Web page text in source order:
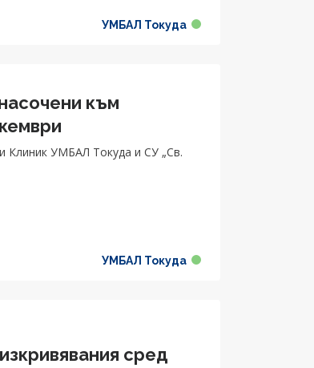
УМБАЛ Токуда
към
Клиник УМБАЛ Токуда и СУ „Св.
УМБАЛ Токуда
сред